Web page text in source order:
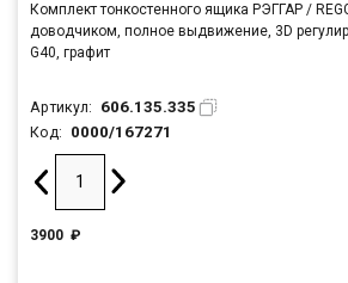
Комплект тонкостенного ящика РЭГГАР /
доводчиком, полное выдвижение, 3D
G40, графит
Артикул: 606.135.335
Код: 0000/167271
3900 ₽